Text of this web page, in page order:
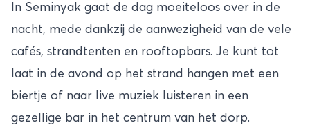
In Seminyak gaat de dag moeiteloos over in de
nacht, mede dankzij de aanwezigheid van de vele
cafés, strandtenten en rooftopbars. Je kunt tot
laat in de avond op het strand hangen met een
biertje of naar live muziek luisteren in een
gezellige bar in het centrum van het dorp.